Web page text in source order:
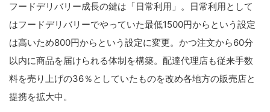
フードデリバリー成長の鍵は「日常利用」。日常利用として
はフードデリバリーでやっていた最低1500円からという設定
は高いため800円からという設定に変更。かつ注文から60分
以内に商品を届けられる体制を構築。配達代理店も従来手数
料を売り上げの36％としていたものを改め各地方の販売店と
提携を拡大中。